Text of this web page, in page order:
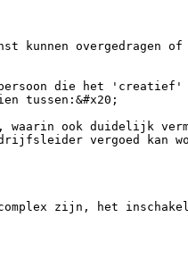
kunnen
die het 'creatief'
tussen:&#x20;
ook duidelijk
vergoed kan
complex zijn, het